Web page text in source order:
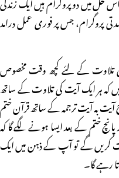
پروگرام، جس پر فوری عمل درامد
کی تلاوت کے لئے کچھ وقت مخصوص
کہ ہر ایک آیت کی تلاوت کے ساتھ
بہ آیت ترجمہ کے ساتھ قرآن ختم
ختم کے بعد ایسا ہونے لگے گا کہ
کریں گے تو آپ کے ذہن میں ایک
رہے گا۔